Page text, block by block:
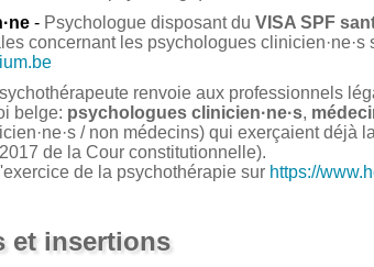
- Psychologue disposant du VISA SPF
concernant les psychologues clinicien·ne·s
renvoie aux professionnels
belge: psychologues clinicien·ne·s,
/ non médecins) qui exerçaient déjà
de la Cour constitutionnelle).
de la psychothérapie sur https://
et insertions